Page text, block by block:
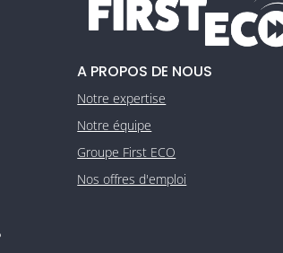
A PROPOS DE NOUS
Notre expertise
Notre équipe
Groupe First ECO
Nos offres d'emploi